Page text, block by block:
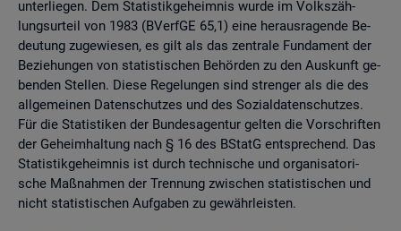
un­ter­lie­gen. Dem Sta­tis­tik­ge­heim­nis wurde im Volks­zäh­
lungs­ur­teil von 1983 (BVerf­GE 65,1) eine her­aus­ra­gen­de Be­
deu­tung zu­ge­wie­sen, es gilt als das zen­tra­le Fun­da­ment der
Be­zie­hun­gen von sta­tis­ti­schen Be­hör­den zu den Aus­kunft ge­
ben­den Stel­len. Diese Re­ge­lun­gen sind stren­ger als die des
all­ge­mei­nen Da­ten­schut­zes und des So­zi­al­da­ten­schut­zes.
Für die Sta­tis­ti­ken der Bun­des­agen­tur gel­ten die Vor­schrif­ten
der Ge­heim­hal­tung nach § 16 des BStatG ent­spre­chend. Das
Sta­tis­tik­ge­heim­nis ist durch tech­ni­sche und or­ga­ni­sa­to­ri­
sche Maß­nah­men der Tren­nung zwi­schen sta­tis­ti­schen und
nicht sta­tis­ti­schen Auf­ga­ben zu ge­währ­leis­ten.